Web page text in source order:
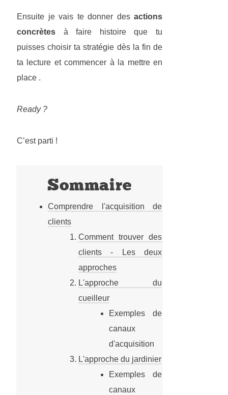
Ensuite je vais te donner des actions
concrètes à faire histoire que tu
puisses choisir ta stratégie dès la fin de
ta lecture et commencer à la mettre en
place .
Ready ?
C’est parti !
Sommaire
Comprendre l'acquisition de
clients
Comment trouver des
clients - Les deux
approches
L'approche du
cueilleur
Exemples de
canaux
d'acquisition
L'approche du jardinier
Exemples de
canaux